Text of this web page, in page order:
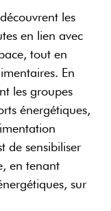
les
en lien avec
tout en
En
les groupes
énergétiques,
de sensibiliser
en tenant
sur